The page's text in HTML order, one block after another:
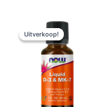
Uitverkoop!
Uitverkoop!